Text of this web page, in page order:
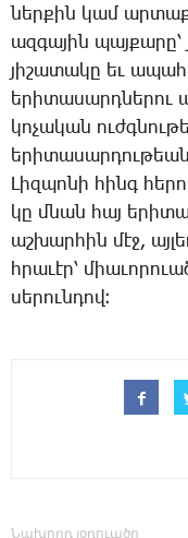
ներ­քին կամ
ազ­գա­յին
յի­շա­տա­կը եւ
ե­րի­տա­սարդ­նե­րու
կո­չա­կան
­Լիզ­պո­նի հինգ
կը մնան հայ
աշ­խար­հին մէջ,
հրա­ւէր՝
սե­րուն­դով։
Նախորդ յօդուածը